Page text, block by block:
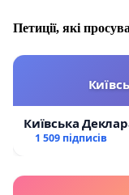
Петиції, які
Київська
1 509 підписів